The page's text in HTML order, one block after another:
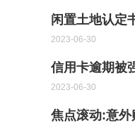
闲置土地认定
2023-06-30
信用卡逾期被
2023-06-30
焦点滚动:意外